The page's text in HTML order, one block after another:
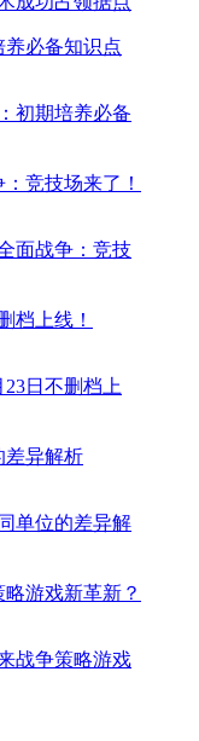
必备知识点
竞技场来了！
档上线！
差异解析
游戏新革新？